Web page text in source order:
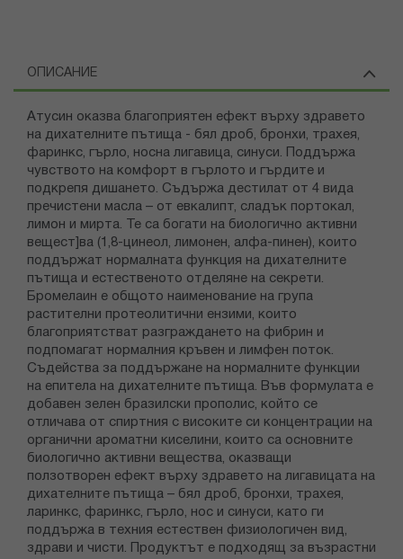
ОПИСАНИЕ
Атусин оказва благоприятен ефект върху здравето
на дихателните пътища - бял дроб, бронхи, трахея,
фаринкс, гърло, носна лигавица, синуси. Поддържа
чувството на комфорт в гърлото и гърдите и
подкрепя дишането. Съдържа дестилат от 4 вида
пречистени масла – от евкалипт, сладък портокал,
лимон и мирта. Те са богати на биологично активни
вещест]ва (1,8-цинеол, лимонен, алфа-пинен), които
поддържат нормалната функция на дихателните
пътища и естественото отделяне на секрети.
Бромелаин е общото наименование на група
растителни протеолитични ензими, които
благоприятстват разграждането на фибрин и
подпомагат нормалния кръвен и лимфен поток.
Съдейства за поддържане на нормалните функции
на епитела на дихателните пътища. Във формулата е
добавен зелен бразилски прополис, който се
отличава от спиртния с високите си концентрации на
органични ароматни киселини, които са основните
биологично активни вещества, оказващи
ползотворен ефект върху здравето на лигавицата на
дихателните пътища – бял дроб, бронхи, трахея,
ларинкс, фаринкс, гърло, нос и синуси, като ги
поддържа в техния естествен физиологичен вид,
здрави и чисти. Продуктът е подходящ за възрастни